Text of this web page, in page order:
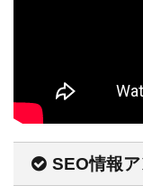
SEO情報